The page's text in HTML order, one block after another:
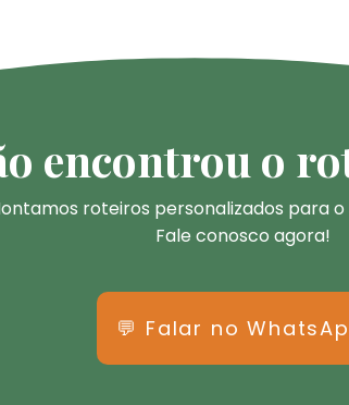
encontrou o
roteiros personalizados para o
Fale conosco agora!
💬 Falar no